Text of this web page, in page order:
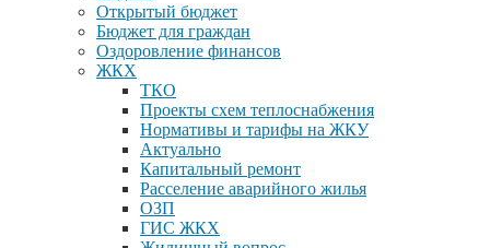
Открытый бюджет
Бюджет для граждан
Оздоровление финансов
ЖКХ
ТКО
Проекты схем теплоснабжения
Нормативы и тарифы на ЖКУ
Актуально
Капитальный ремонт
Расселение аварийного жилья
ОЗП
ГИС ЖКХ